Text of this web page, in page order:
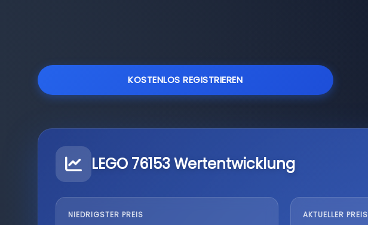
KOSTENLOS REGISTRIEREN
LEGO 76153 Wertentwicklung
NIEDRIGSTER PREIS AKTUELLER PREIS